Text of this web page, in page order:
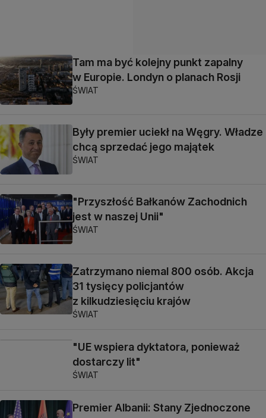
Tam ma być kolejny punkt zapalny
w Europie. Londyn o planach Rosji
ŚWIAT
Były premier uciekł na Węgry. Władze
chcą sprzedać jego majątek
ŚWIAT
"Przyszłość Bałkanów Zachodnich
jest w naszej Unii"
ŚWIAT
Zatrzymano niemal 800 osób. Akcja
31 tysięcy policjantów
z kilkudziesięciu krajów
ŚWIAT
"UE wspiera dyktatora, ponieważ
dostarczy lit"
ŚWIAT
Premier Albanii: Stany Zjednoczone